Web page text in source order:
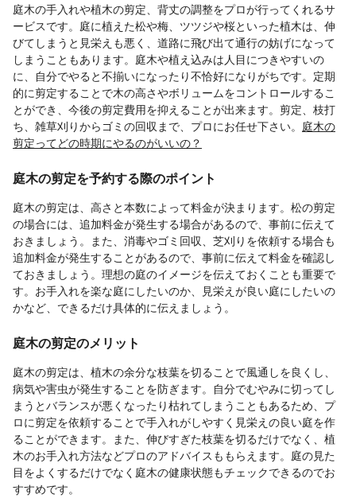
庭木の手入れや植木の剪定、背丈の調整をプロが行ってくれるサ
ービスです。庭に植えた松や梅、ツツジや桜といった植木は、伸
びてしまうと見栄えも悪く、道路に飛び出て通行の妨げになって
しまうこともあります。庭木や植え込みは人目につきやすいの
に、自分でやると不揃いになったり不恰好になりがちです。定期
的に剪定することで木の高さやボリュームをコントロールするこ
とができ、今後の剪定費用を抑えることが出来ます。剪定、枝打
ち、雑草刈りからゴミの回収まで、プロにお任せ下さい。 庭木の
剪定ってどの時期にやるのがいいの？
庭木の剪定を予約する際のポイント
庭木の剪定は、高さと本数によって料金が決まります。松の剪定
の場合には、追加料金が発生する場合があるので、事前に伝えて
おきましょう。また、消毒やゴミ回収、芝刈りを依頼する場合も
追加料金が発生することがあるので、事前に伝えて料金を確認し
ておきましょう。理想の庭のイメージを伝えておくことも重要で
す。お手入れを楽な庭にしたいのか、見栄えが良い庭にしたいの
かなど、できるだけ具体的に伝えましょう。
庭木の剪定のメリット
庭木の剪定は、植木の余分な枝葉を切ることで風通しを良くし、
病気や害虫が発生することを防ぎます。自分でむやみに切ってし
まうとバランスが悪くなったり枯れてしまうこともあるため、プ
ロに剪定を依頼することで手入れがしやすく見栄えの良い庭を作
ることができます。また、伸びすぎた枝葉を切るだけでなく、植
木のお手入れ方法などプロのアドバイスももらえます。庭の見た
目をよくするだけでなく庭木の健康状態もチェックできるのでお
すすめです。